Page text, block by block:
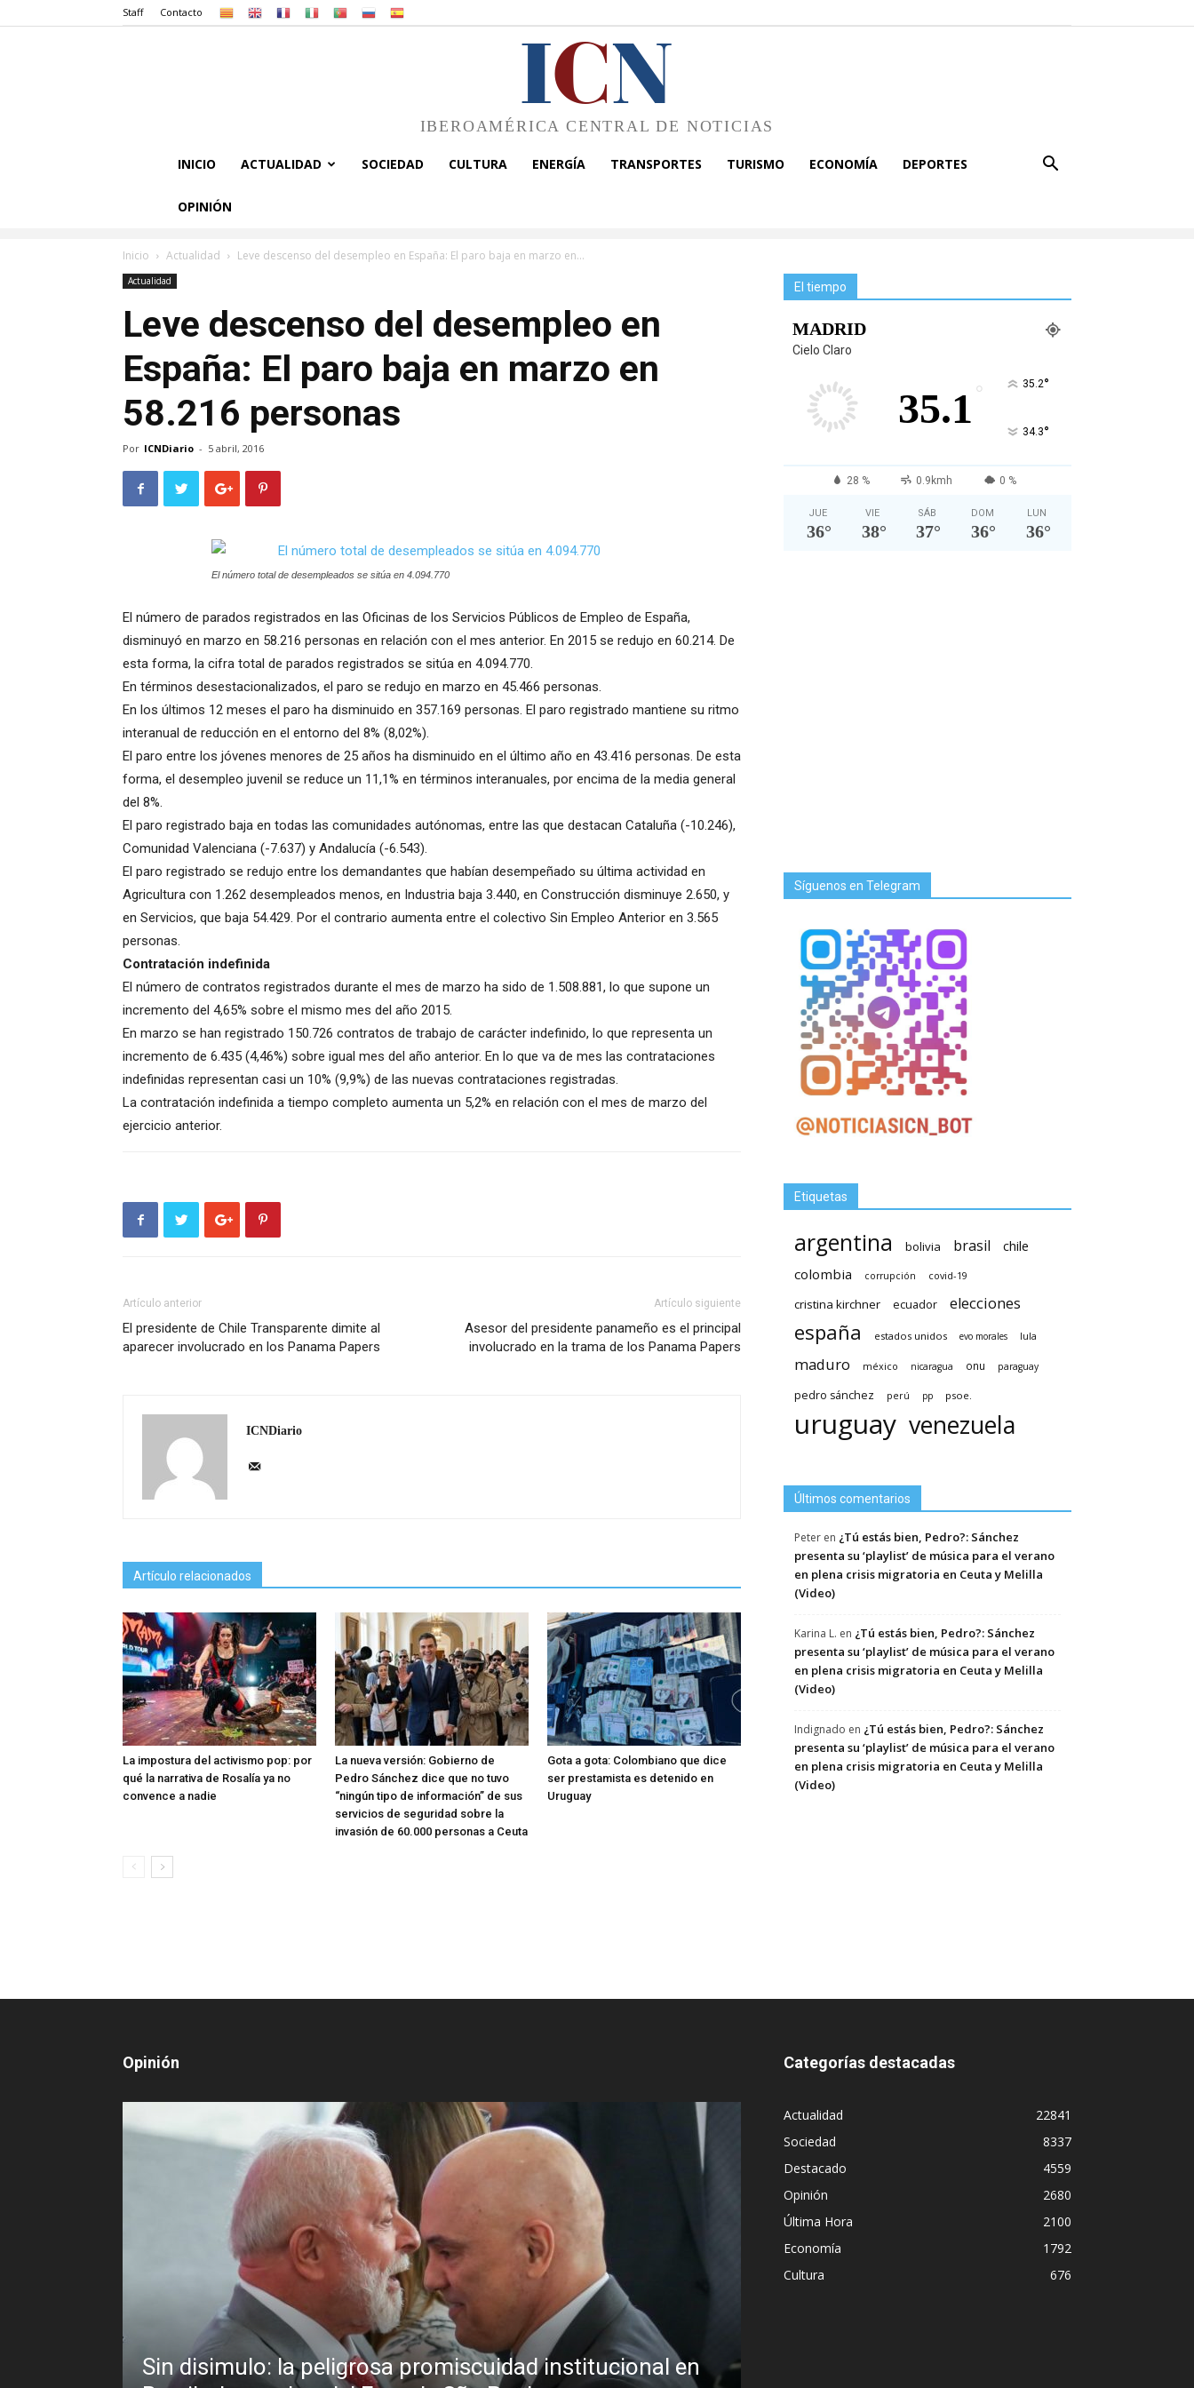
Staff Contacto
ICN
IBEROAMÉRICA CENTRAL DE NOTICIAS
INICIO ACTUALIDAD SOCIEDAD CULTURA ENERGÍA TRANSPORTES TURISMO ECONOMÍA DEPORTES
OPINIÓN
Inicio Actualidad Leve descenso del desempleo en España: El paro baja en marzo en...
Actualidad
Leve descenso del desempleo en
España: El paro baja en marzo en
58.216 personas
Por ICNDiario - 5 abril, 2016
El número total de desempleados se sitúa en 4.094.770
El número de parados registrados en las Oficinas de los Servicios Públicos de Empleo de España,
disminuyó en marzo en 58.216 personas en relación con el mes anterior. En 2015 se redujo en 60.214. De
esta forma, la cifra total de parados registrados se sitúa en 4.094.770.
En términos desestacionalizados, el paro se redujo en marzo en 45.466 personas.
En los últimos 12 meses el paro ha disminuido en 357.169 personas. El paro registrado mantiene su ritmo
interanual de reducción en el entorno del 8% (8,02%).
El paro entre los jóvenes menores de 25 años ha disminuido en el último año en 43.416 personas. De esta
forma, el desempleo juvenil se reduce un 11,1% en términos interanuales, por encima de la media general
del 8%.
El paro registrado baja en todas las comunidades autónomas, entre las que destacan Cataluña (-10.246),
Comunidad Valenciana (-7.637) y Andalucía (-6.543).
El paro registrado se redujo entre los demandantes que habían desempeñado su última actividad en
Agricultura con 1.262 desempleados menos, en Industria baja 3.440, en Construcción disminuye 2.650, y
en Servicios, que baja 54.429. Por el contrario aumenta entre el colectivo Sin Empleo Anterior en 3.565
personas.
Contratación indefinida
El número de contratos registrados durante el mes de marzo ha sido de 1.508.881, lo que supone un
incremento del 4,65% sobre el mismo mes del año 2015.
En marzo se han registrado 150.726 contratos de trabajo de carácter indefinido, lo que representa un
incremento de 6.435 (4,46%) sobre igual mes del año anterior. En lo que va de mes las contrataciones
indefinidas representan casi un 10% (9,9%) de las nuevas contrataciones registradas.
La contratación indefinida a tiempo completo aumenta un 5,2% en relación con el mes de marzo del
ejercicio anterior.
Artículo anterior
El presidente de Chile Transparente dimite al
aparecer involucrado en los Panama Papers
Artículo siguiente
Asesor del presidente panameño es el principal
involucrado en la trama de los Panama Papers
ICNDiario
Artículo relacionados
La impostura del activismo pop: por
qué la narrativa de Rosalía ya no
convence a nadie
La nueva versión: Gobierno de
Pedro Sánchez dice que no tuvo
“ningún tipo de información” de sus
servicios de seguridad sobre la
invasión de 60.000 personas a Ceuta
Gota a gota: Colombiano que dice
ser prestamista es detenido en
Uruguay
El tiempo
MADRID
Cielo Claro
35.1 ° 35.2°
34.3°
28 % 0.9kmh 0 %
JUE
36°
VIE
38°
SÁB
37°
DOM
36°
LUN
36°
Síguenos en Telegram
Etiquetas
argentina bolivia brasil
chile
colombia
corrupción covid-19
cristina kirchner ecuador elecciones
españa estados unidos evo morales lula
maduro méxico nicaragua onu paraguay
pedro sánchez perú pp psoe.
uruguay venezuela
Últimos comentarios
Peter en ¿Tú estás bien, Pedro?: Sánchez
presenta su ‘playlist’ de música para el verano
en plena crisis migratoria en Ceuta y Melilla
(Video)
Karina L. en ¿Tú estás bien, Pedro?: Sánchez
presenta su ‘playlist’ de música para el verano
en plena crisis migratoria en Ceuta y Melilla
(Video)
Indignado en ¿Tú estás bien, Pedro?: Sánchez
presenta su ‘playlist’ de música para el verano
en plena crisis migratoria en Ceuta y Melilla
(Video)
Opinión
la peligrosa promiscuidad institucional en
Diego Leuco pintaba para bueno en la labor periodística,
pero prefirió derrapar y terminar en un programa de
Categorías destacadas
Actualidad
22841
Sociedad
8337
Destacado
4559
Opinión
2680
Última Hora
2100
Economía
1792
Cultura
676